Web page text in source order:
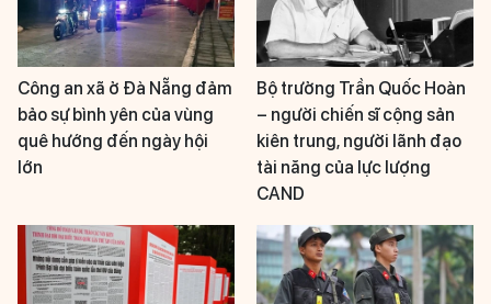
Công an xã ở Đà Nẵng đảm
bảo sự bình yên của vùng
quê hướng đến ngày hội
lớn
Bộ trưởng Trần Quốc Hoàn
– người chiến sĩ cộng sản
kiên trung, người lãnh đạo
tài năng của lực lượng
CAND